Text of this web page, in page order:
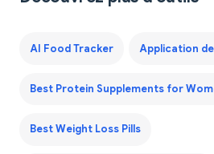
AI Food Tracker Application
Best Protein Supplements for
Best Weight Loss Pills